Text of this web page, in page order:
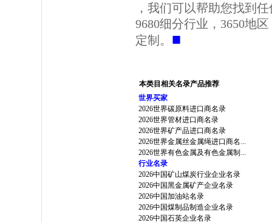
，我们可以帮助您找到
9680细分行业，3650地
定制。 ■
本类目相关名录产品推荐
世界买家
2026世界碳原料进口商名录
2026世界管材进口商名录
2026世界矿产品进口商名录
2026世界金属丝金属绳进口商名...
2026世界有色金属及有色金属制...
行业名录
2026中国矿山煤炭行业企业名录
2026中国黑金属矿产企业名录
2026中国加油站名录
2026中国煤制品制造企业名录
2026中国石英企业名录